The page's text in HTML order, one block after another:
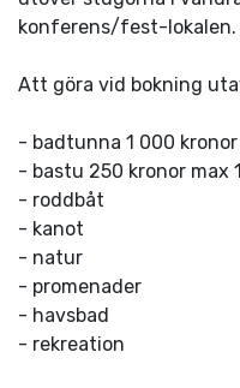
konferens/fest-lokalen.
Att göra vid bokning
- badtunna 1 000
- bastu 250 kronor max
- roddbåt
- kanot
- natur
- promenader
- havsbad
- rekreation